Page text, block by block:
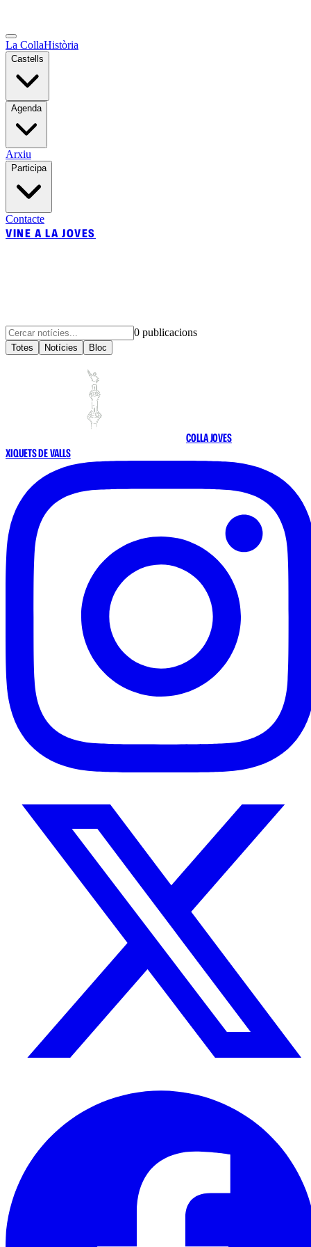
La CollaHistòria
Castells
Agenda
Arxiu
Participa
Contacte
VINE A LA JOVES
0 publicacions
Totes Notícies Bloc
COLLA JOVES
XIQUETS DE VALLS